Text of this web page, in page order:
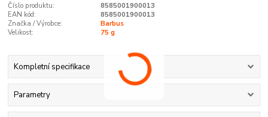
Číslo produktu:
8585001900013
EAN kód:
8585001900013
Značka / Výrobce:
Barbus
Velikost:
75 g
Kompletní specifikace
Parametry